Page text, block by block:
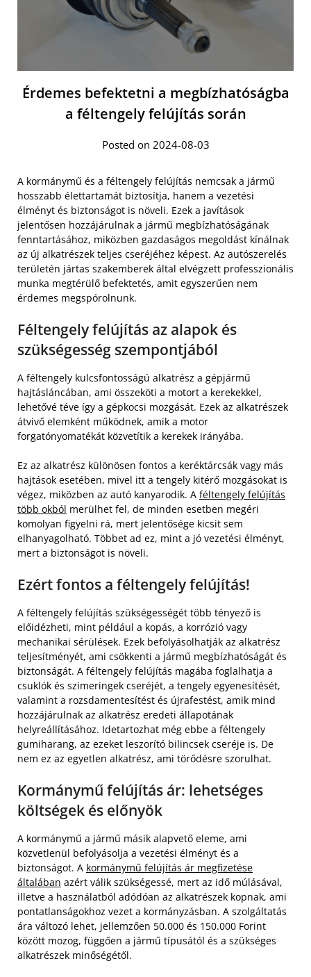
Érdemes befektetni a megbízhatóságba
a féltengely felújítás során
Posted on 2024-08-03
A kormánymű és a féltengely felújítás nemcsak a jármű
hosszabb élettartamát biztosítja, hanem a vezetési
élményt és biztonságot is növeli. Ezek a javítások
jelentősen hozzájárulnak a jármű megbízhatóságának
fenntartásához, miközben gazdaságos megoldást kínálnak
az új alkatrészek teljes cseréjéhez képest. Az autószerelés
területén jártas szakemberek által elvégzett professzionális
munka megtérülő befektetés, amit egyszerűen nem
érdemes megspórolnunk.
Féltengely felújítás az alapok és
szükségesség szempontjából
A féltengely kulcsfontosságú alkatrész a gépjármű
hajtásláncában, ami összeköti a motort a kerekekkel,
lehetővé téve így a gépkocsi mozgását. Ezek az alkatrészek
átvivő elemként működnek, amik a motor
forgatónyomatékát közvetítik a kerekek irányába.
Ez az alkatrész különösen fontos a keréktárcsák vagy más
hajtások esetében, mivel itt a tengely kitérő mozgásokat is
végez, miközben az autó kanyarodik. A féltengely felújítás
több okból merülhet fel, de minden esetben megéri
komolyan figyelni rá, mert jelentősége kicsit sem
elhanyagolható. Többet ad ez, mint a jó vezetési élményt,
mert a biztonságot is növeli.
Ezért fontos a féltengely felújítás!
A féltengely felújítás szükségességét több tényező is
előidézheti, mint például a kopás, a korrózió vagy
mechanikai sérülések. Ezek befolyásolhatják az alkatrész
teljesítményét, ami csökkenti a jármű megbízhatóságát és
biztonságát. A féltengely felújítás magába foglalhatja a
csuklók és szimeringek cseréjét, a tengely egyenesítését,
valamint a rozsdamentesítést és újrafestést, amik mind
hozzájárulnak az alkatrész eredeti állapotának
helyreállításához. Idetartozhat még ebbe a féltengely
gumiharang, az ezeket leszorító bilincsek cseréje is. De
nem ez az egyetlen alkatrész, ami törődésre szorulhat.
Kormánymű felújítás ár: lehetséges
költségek és előnyök
A kormánymű a jármű másik alapvető eleme, ami
közvetlenül befolyásolja a vezetési élményt és a
biztonságot. A kormánymű felújítás ár megfizetése
általában azért válik szükségessé, mert az idő múlásával,
illetve a használatból adódóan az alkatrészek kopnak, ami
pontatlanságokhoz vezet a kormányzásban. A szolgáltatás
ára változó lehet, jellemzően 50.000 és 150.000 Forint
között mozog, függően a jármű típusától és a szükséges
alkatrészek minőségétől.